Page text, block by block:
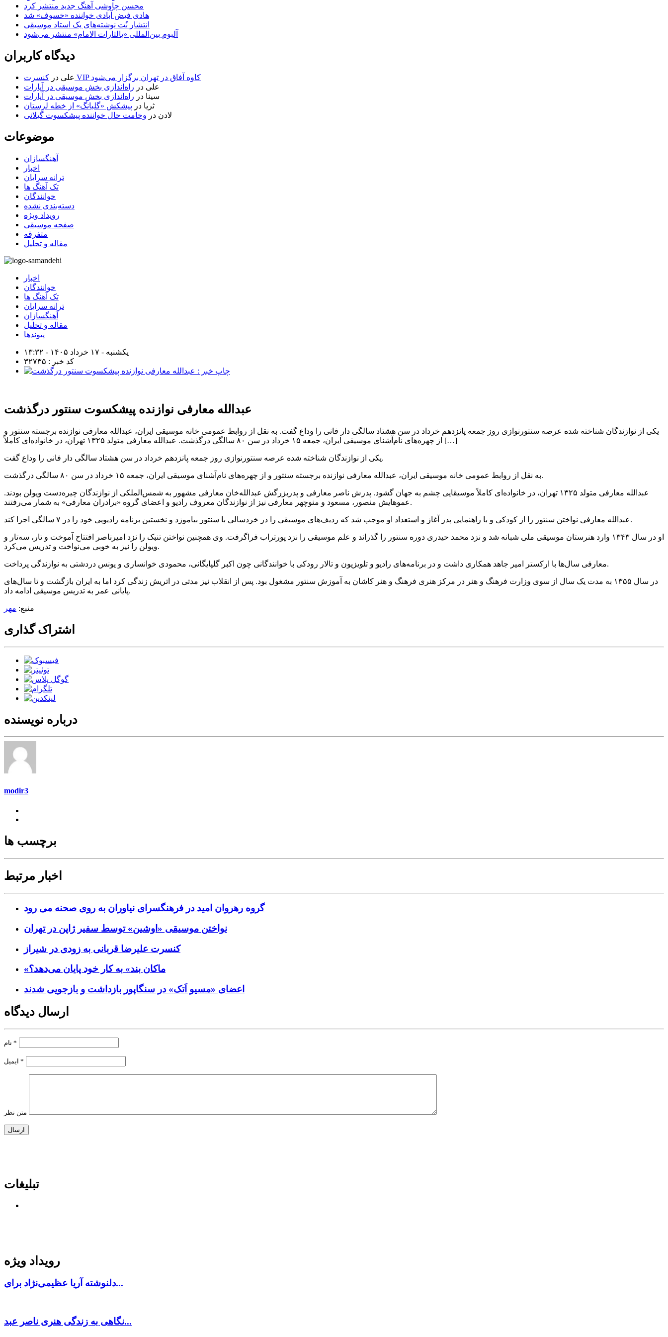
محسن چاوشی آهنگ جدید منتشر کرد
هادی فیض آبادی خواننده «خسوف» شد
انتشار نُت نوشته‌های یک استاد موسیقی
آلبوم بین‌المللی «یالثارات الامام» منتشر می‌شود
دیدگاه کاربران
علی در
کنسرت VIP کاوه آفاق در تهران برگزار می‌شود
علی در راه‌اندازی بخش موسیقی در آپارات
سینا در راه‌اندازی بخش موسیقی در آپارات
ثریا در پیشکش «گلبانگ» از خطه لرستان
لادن در وخامت حال خواننده پیشکسوت گیلانی
موضوعات
آهنگسازان
اخبار
ترانه سرایان
تک آهنگ ها
خوانندگان
دسته‌بندی نشده
رویداد ویژه
صفحه موسیقی
متفرقه
مقاله و تحلیل
اخبار
خوانندگان
تک آهنگ ها
ترانه سرایان
آهنگسازان
مقاله و تحلیل
پیوندها
یکشنبه - ۱۷ خرداد ۱۴۰۵ - ۱۳:۳۲
کد خبر : ۳۲۷۳۵
عبدالله معارفی نوازنده پیشکسوت سنتور درگذشت
یکی از نوازندگان شناخته شده عرصه سنتورنوازی روز جمعه پانزدهم خرداد در سن هشتاد سالگی دار فانی را وداع گفت. به نقل از روابط عمومی خانه موسیقی ایران، عبدالله معارفی نوازنده برجسته سنتور و
از چهره‌های نام‌آشنای موسیقی ایران، جمعه ۱۵ خرداد در سن ۸۰ سالگی درگذشت. عبدالله معارفی متولد ۱۳۲۵ تهران، در خانواده‌ای کاملاً […]
یکی از نوازندگان شناخته شده عرصه سنتورنوازی روز جمعه پانزدهم خرداد در سن هشتاد سالگی دار فانی را وداع گفت.
به نقل از روابط عمومی خانه موسیقی ایران، عبدالله معارفی نوازنده برجسته سنتور و از چهره‌های نام‌آشنای موسیقی ایران، جمعه ۱۵ خرداد در سن ۸۰ سالگی درگذشت.
عبدالله معارفی متولد ۱۳۲۵ تهران، در خانواده‌ای کاملاً موسیقایی چشم به جهان گشود. پدرش ناصر معارفی و پدربزرگش عبدالله‌خان معارفی مشهور به شمس‌الملکی از نوازندگان چیره‌دست ویولن بودند.
عموهایش منصور، مسعود و منوچهر معارفی نیز از نوازندگان معروف رادیو و اعضای گروه «برادران معارفی» به شمار می‌رفتند.
عبدالله معارفی نواختن سنتور را از کودکی و با راهنمایی پدر آغاز و استعداد او موجب شد که ردیف‌های موسیقی را در خردسالی با سنتور بیاموزد و نخستین برنامه رادیویی خود را در ۷ سالگی اجرا کند.
او در سال ۱۳۴۳ وارد هنرستان موسیقی ملی شبانه شد و نزد محمد حیدری دوره سنتور را گذراند و علم موسیقی را نزد پورتراب فراگرفت. وی همچنین نواختن تنبک را نزد امیرناصر افتتاح آموخت و تار، سه‌تار و
ویولن را نیز به خوبی می‌نواخت و تدریس می‌کرد.
معارفی سال‌ها با ارکستر امیر جاهد همکاری داشت و در برنامه‌های رادیو و تلویزیون و تالار رودکی با خوانندگانی چون اکبر گلپایگانی، محمودی خوانساری و یونس دردشتی به نوازندگی پرداخت.
در سال ۱۳۵۵ به مدت یک سال از سوی وزارت فرهنگ و هنر در مرکز هنری فرهنگ و هنر کاشان به آموزش سنتور مشغول بود. پس از انقلاب نیز مدتی در اتریش زندگی کرد اما به ایران بازگشت و تا سال‌های
پایانی عمر به تدریس موسیقی ادامه داد.
منبع: مهر
اشتراک گذاری
درباره نویسنده
modir3
برچسب ها
اخبار مرتبط
گروه رهروان امید در فرهنگسرای نیاوران به روی صحنه می رود
نواختن موسیقی «اوشین» توسط سفیر ژاپن در تهران
کنسرت علیرضا قربانی به زودی در شیراز
«ماکان بند» به کار خود پایان می‌دهد؟
اعضای «مسیو اَتک» در سنگاپور بازداشت و بازجویی شدند
ارسال دیدگاه
*
*
متن نظر
تبلیغات
رویداد ویژه
دلنوشته آریا عظیمی‌نژاد برای...
نگاهی به زندگی هنری ناصر عبد...